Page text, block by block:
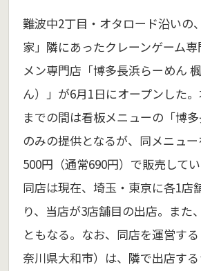
難波中2丁目・オタロード沿いの
家」隣にあったクレーンゲーム
メン専門店「博多長浜らーめん
ん）」が6月1日にオープンした
までの間は看板メニューの「博多
のみの提供となるが、同メニュ
500円（通常690円）で販売してい
同店は現在、埼玉・東京に各1店
り、当店が3店舗目の出店。また
ともなる。なお、同店を運営す
奈川県大和市）は、隣で出店す